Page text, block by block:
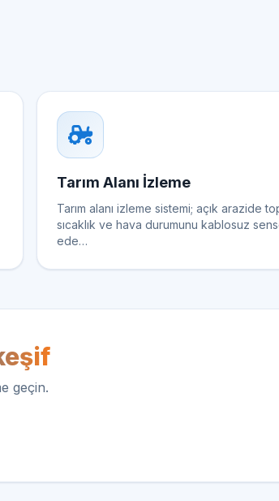
Tarım Alanı İzleme
Tarım alanı izleme sistemi; açık arazide
sıcaklık ve hava durumunu kablosuz
ede…
geçin.